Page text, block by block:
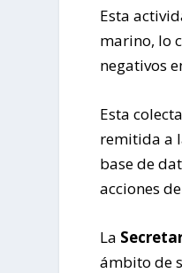
Esta
marino, lo
negativos
Esta
remitida a
base de
acciones
La
ámbito de